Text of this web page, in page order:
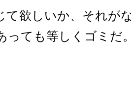
て欲しいか、それが
っても等しくゴミだ